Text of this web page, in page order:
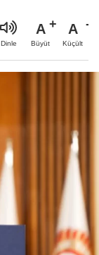
Dinle
A
Büyüt
A
Küçült